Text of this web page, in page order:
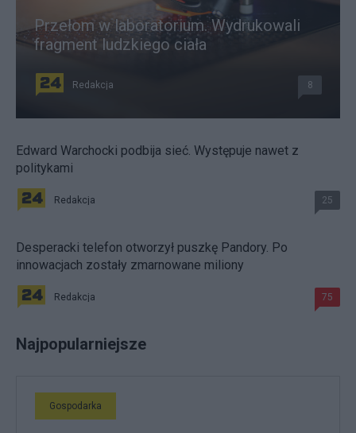
Przełom w laboratorium. Wydrukowali
fragment ludzkiego ciała
Redakcja 8
Edward Warchocki podbija sieć. Występuje nawet z
politykami
Redakcja 25
Desperacki telefon otworzył puszkę Pandory. Po
innowacjach zostały zmarnowane miliony
Redakcja 75
Najpopularniejsze
Gospodarka